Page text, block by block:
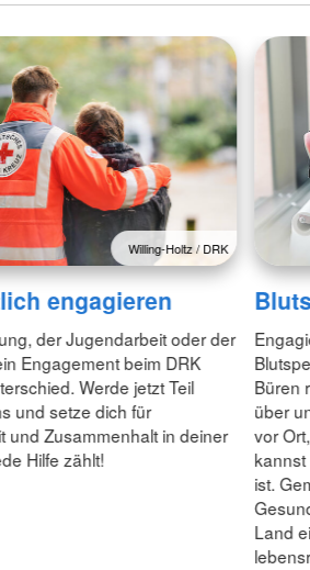
Willing-Holtz / DRK
engagieren
der Jugendarbeit oder der
Engagement beim DRK
Werde jetzt Teil
und setze dich für
und Zusammenhalt in deiner
Hilfe zählt!
Büren
über
vor
ist.
Land